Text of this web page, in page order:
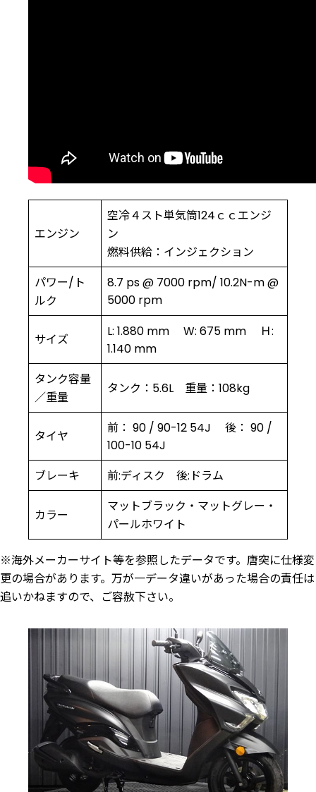
エンジン
空冷４スト単気筒124ｃｃエンジ
ン
燃料供給：インジェクション
パワー/ト
ルク
8.7 ps @ 7000 rpm/ 10.2N-m @
5000 rpm
サイズ
L: 1.880 mm W: 675 mm Ｈ:
1.140 mm
タンク容量
／重量
タンク：5.6L 重量：108kg
タイヤ
前： 90 / 90-12 54J 後： 90 /
100-10 54J
ブレーキ
前:ディスク 後:ドラム
カラー
マットブラック・マットグレー・
パールホワイト
※海外メーカーサイト等を参照したデータです。唐突に仕様変
更の場合があります。万が一データ違いがあった場合の責任は
追いかねますので、ご容赦下さい。